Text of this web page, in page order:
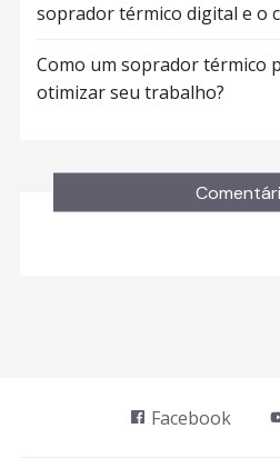
soprador térmico digital e o
Como um soprador térmico
otimizar seu trabalho?
Facebook